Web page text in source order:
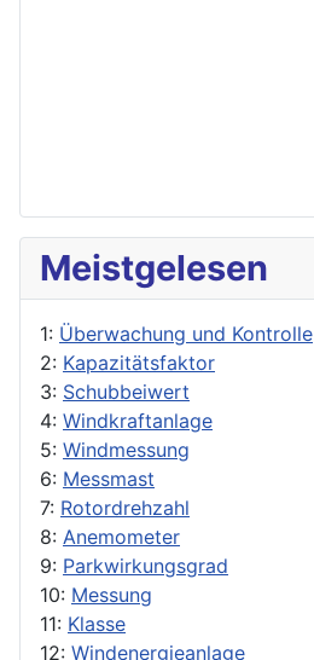
Meistgelesen
1: Überwachung und Kontrolle
2: Kapazitätsfaktor
3: Schubbeiwert
4: Windkraftanlage
5: Windmessung
6: Messmast
7: Rotordrehzahl
8: Anemometer
9: Parkwirkungsgrad
10: Messung
11: Klasse
12: Windenergieanlage